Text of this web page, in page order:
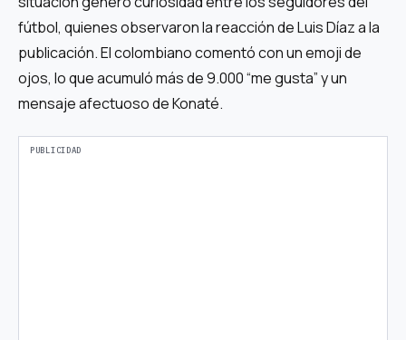
fútbol, quienes observaron la reacción de Luis Díaz a la
publicación. El colombiano comentó con un emoji de
ojos, lo que acumuló más de 9.000 “me gusta” y un
mensaje afectuoso de Konaté.